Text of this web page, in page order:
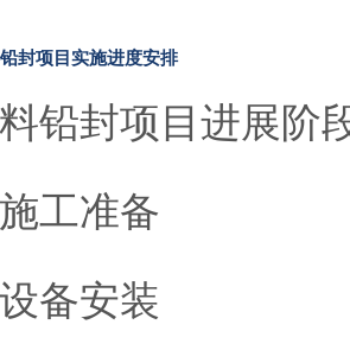
封项目实施进度安排
铅封项目进展阶
施工准备
设备安装